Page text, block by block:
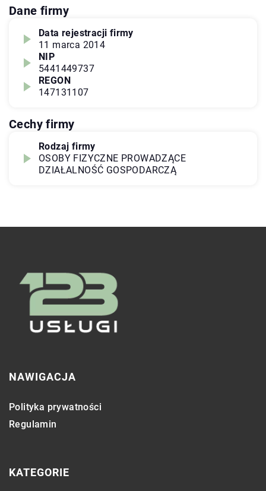
Dane firmy
Data rejestracji firmy
11 marca 2014
NIP
5441449737
REGON
147131107
Cechy firmy
Rodzaj firmy
OSOBY FIZYCZNE PROWADZĄCE
DZIAŁALNOŚĆ GOSPODARCZĄ
NAWIGACJA
Polityka prywatności
Regulamin
KATEGORIE